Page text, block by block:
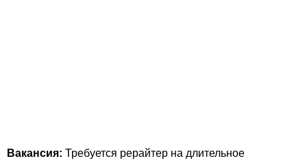
Вакансия: Требуется рерайтер на длительное